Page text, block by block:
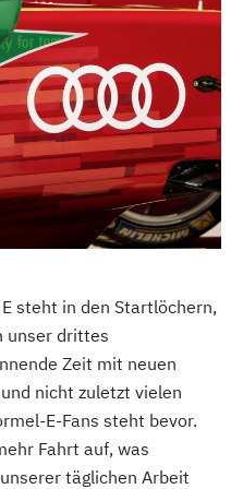
steht in den Startlöchern,
unser drittes
Zeit mit neuen
nicht zuletzt vielen
E-Fans steht bevor.
Fahrt auf, was
täglichen Arbeit